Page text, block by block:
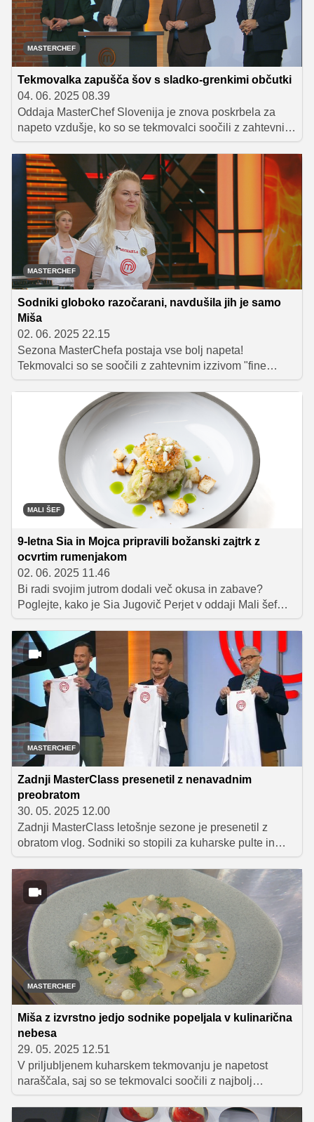
MASTERCHEF
Tekmovalka zapušča šov s sladko-grenkimi občutki
04. 06. 2025 08.39
Oddaja MasterChef Slovenija je znova poskrbela za
napeto vzdušje, ko so se tekmovalci soočili z zahtevnim
individualnim izzivom, ki ga je pripravil kulinarični kritik
Boštjan Napotnik. Naloga je bila poustvariti jed le na
podlagi kulinarične kritike, kar je preizkusilo njihovo
ustvarjalnost in kuharske spretnosti. Napetost je še
dodatno narasla, ko so izvedeli, da gre za izločitveni
test.
MASTERCHEF
Sodniki globoko razočarani, navdušila jih je samo
Miša
02. 06. 2025 22.15
Sezona MasterChefa postaja vse bolj napeta!
Tekmovalci so se soočili z zahtevnim izzivom "fine
dining", kjer so sestavine izbirali z zavezanimi očmi.
Miša je sodnike navdušila z jelenovim krožnikom in
presegla njihova pričakovanja, medtem ko je večina
preostalih tekmovalcev razočarala sodnike.
MALI ŠEF
9-letna Sia in Mojca pripravili božanski zajtrk z
ocvrtim rumenjakom
02. 06. 2025 11.46
Bi radi svojim jutrom dodali več okusa in zabave?
Poglejte, kako je Sia Jugovič Perjet v oddaji Mali šef
Slovenije: mala mal'ca! pripravila zdrav in okusen zajtrk.
Njen preprost recept je nadgradila Mojca Trnovec,
skupaj pa sta ustvarili jed, ki preprosto navduši – postrv
z jabolkom in ocvrtim rumenjakom.
MASTERCHEF
Zadnji MasterClass presenetil z nenavadnim
preobratom
30. 05. 2025 12.00
Zadnji MasterClass letošnje sezone je presenetil z
obratom vlog. Sodniki so stopili za kuharske pulte in
pripravljali jedi tekmovalcev, pri tem pa so demonstrirali
svoje znanje in delili dragocene nasvete. Spremljali
smo pripravo raviolov z jurčki Luke Jezerška, čipsa iz
brancinove kože Mojmirja Šiftarja ter pomarančne
kreacije Karima Merdjadija.
MASTERCHEF
Miša z izvrstno jedjo sodnike popeljala v kulinarična
nebesa
29. 05. 2025 12.51
V priljubljenem kuharskem tekmovanju je napetost
naraščala, saj so se tekmovalci soočili z najbolj
zahtevnim izločitvenim testom letošnje sezone. Miša je
s svojim perujskim cevichejem navdušila sodnike in si